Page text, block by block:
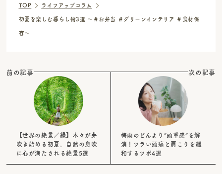
TOP
ライフアップコラム
初夏を楽しむ暮らし術3選 ～＃お弁当 ＃グリーンインテリア ＃食材保
存～
前の記事
【世界の絶景／緑】木々が芽
吹き始める初夏。自然の息吹
に心が満たされる絶景5選
次の記事
梅雨のどんより“頭重感”を解
消！ツラい頭痛と肩こりを緩
和するツボ4選